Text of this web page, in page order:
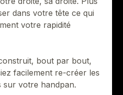
5:43
Groove
Groove +
4:29
Groove +
dans votre tête ce qui
votre rapidité
bout par bout,
facilement re-créer les
sur votre handpan.